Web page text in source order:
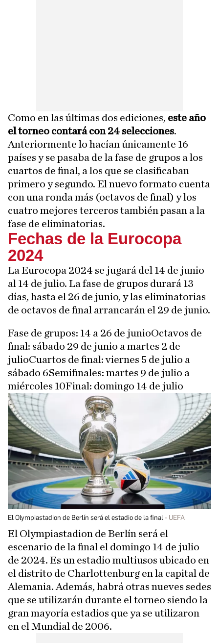
Como en las últimas dos ediciones, este año
el torneo contará con 24 selecciones.
Anteriormente lo hacían únicamente 16
países y se pasaba de la fase de grupos a los
cuartos de final, a los que se clasificaban
primero y segundo. El nuevo formato cuenta
con una ronda más (octavos de final) y los
cuatro mejores terceros también pasan a la
fase de eliminatorias.
Fechas de la Eurocopa
2024
La Eurocopa 2024 se jugará del 14 de junio
al 14 de julio. La fase de grupos durará 13
días, hasta el 26 de junio, y las eliminatorias
de octavos de final arrancarán el 29 de junio.
Fase de grupos: 14 a 26 de junioOctavos de
final: sábado 29 de junio a martes 2 de
julioCuartos de final: viernes 5 de julio a
sábado 6Semifinales: martes 9 de julio a
miércoles 10Final: domingo 14 de julio
El Olympiastadion de Berlín será el estadio de la final UEFA
El Olympiastadion de Berlín será el
escenario de la final el domingo 14 de julio
de 2024. Es un estadio multiusos ubicado en
el distrito de Charlottenburg en la capital de
Alemania. Además, habrá otras nueves sedes
que se utilizarán durante el torneo siendo la
gran mayoría estadios que ya se utilizaron
en el Mundial de 2006.